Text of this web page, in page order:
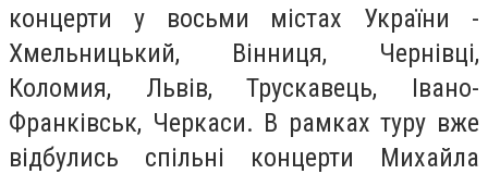
концерти у восьми містах України -
Хмельницький, Вінниця, Чернівці,
Коломия, Львів, Трускавець, Івано-
Франківськ, Черкаси. В рамках туру вже
відбулись спільні концерти Михайла